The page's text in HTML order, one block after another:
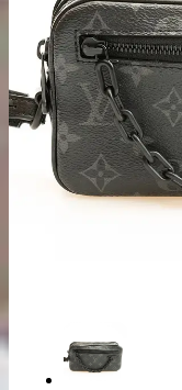
出張買取の
お申込み